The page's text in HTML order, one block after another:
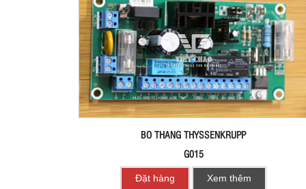
BO THANG THYSSENKRUPP
G015
Đặt hàng Xem thêm